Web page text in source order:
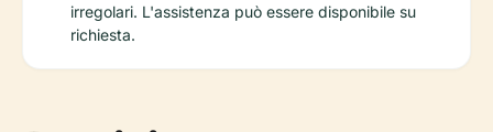
irregolari. L'assistenza può essere disponibile su
richiesta.